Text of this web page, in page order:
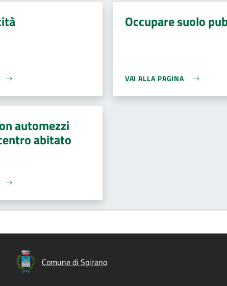
Occupare suolo
VAI ALLA PAGINA
automezzi
abitato
Comune di Spirano